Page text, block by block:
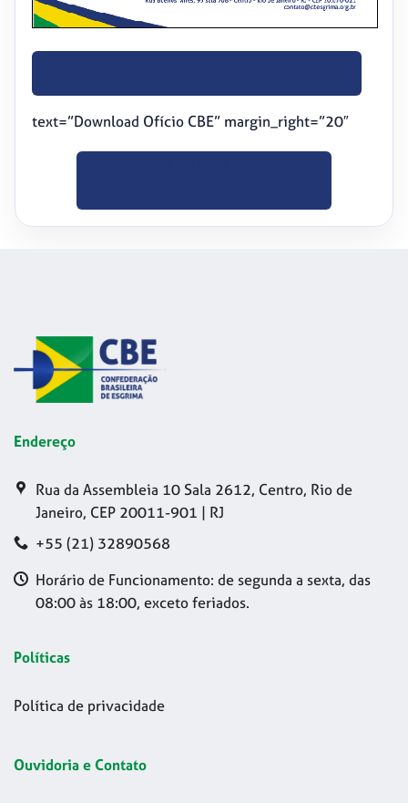
text=”Download Ofício CBE” margin_right=”20″
Endereço
Rua da Assembleia 10 Sala 2612, Centro, Rio de
Janeiro, CEP 20011-901 | RJ
+55 (21) 32890568
Horário de Funcionamento: de segunda a sexta, das
08:00 às 18:00, exceto feriados.
Políticas
Política de privacidade
Ouvidoria e Contato